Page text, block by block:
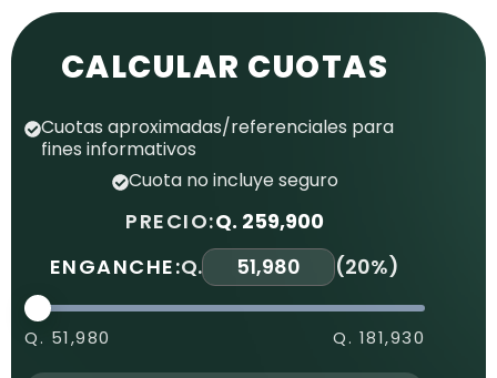
CALCULAR CUOTAS
Cuotas aproximadas/referenciales para
fines informativos
Cuota no incluye seguro
PRECIO:Q. 259,900
ENGANCHE:Q. (20%)
Q. 51,980 Q. 181,930